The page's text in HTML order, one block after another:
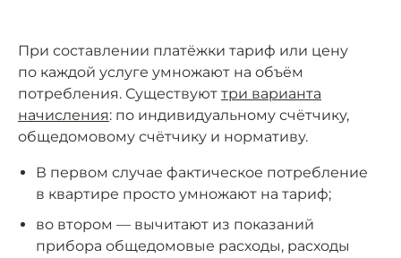
При составлении платёжки тариф или цену
по каждой услуге умножают на объём
потребления. Существуют три варианта
начисления: по индивидуальному счётчику,
общедомовому счётчику и нормативу.
В первом случае фактическое потребление
в квартире просто умножают на тариф;
во втором — вычитают из показаний
прибора общедомовые расходы, расходы